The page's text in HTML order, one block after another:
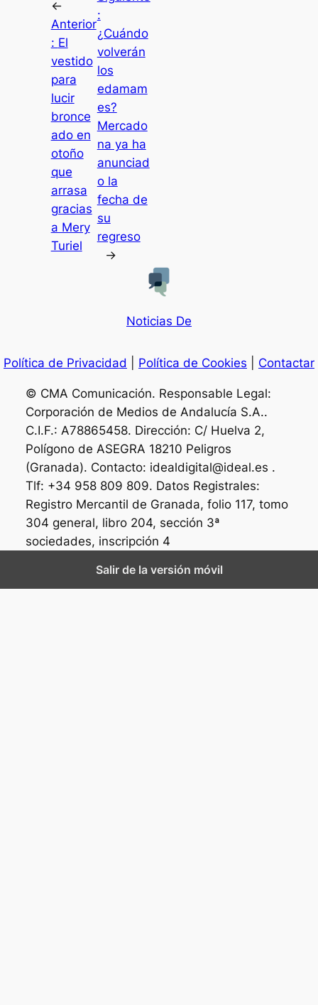
←
Anterior
: El
vestido
para
lucir
bronce
ado en
otoño
que
arrasa
gracias
a Mery
Turiel
:
¿Cuándo
volverán
los
edamam
es?
Mercado
na ya ha
anunciad
o la
fecha de
su
regreso
→
Noticias De
Política de Privacidad Política de Cookies Contactar
© CMA Comunicación. Responsable Legal:
Corporación de Medios de Andalucía S.A..
C.I.F.: A78865458. Dirección: C/ Huelva 2,
Polígono de ASEGRA 18210 Peligros
(Granada). Contacto: idealdigital@ideal.es .
Tlf: +34 958 809 809. Datos Registrales:
Registro Mercantil de Granada, folio 117, tomo
304 general, libro 204, sección 3ª
sociedades, inscripción 4
Salir de la versión móvil